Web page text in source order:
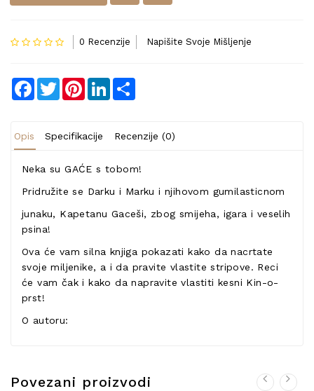
0 Recenzije Napišite Svoje Mišljenje
Facebook
TwitterPinterestLinkedIn
Opis Specifikacije Recenzije (0)
Neka su GAĆE s tobom!
Pridružite se Darku i Marku i njihovom gumilasticnom
junaku, Kapetanu Gaceši, zbog smijeha, igara i veselih
psina!
Ova će vam silna knjiga pokazati kako da nacrtate
svoje miljenike, a i da pravite vlastite stripove. Reci
će vam čak i kako da napravite vlastiti kesni Kin-o-
prst!
O autoru:
Povezani proizvodi